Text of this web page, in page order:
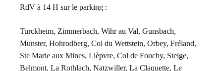
RdV à 14 H sur le parking :
Turckheim, Zimmerbach, Wihr au Val, Gunsbach,
Munster, Hohrodberg, Col du Wettstein, Orbey, Fréland,
Ste Marie aux Mines, Lièpvre, Col de Fouchy, Steige,
Belmont, La Rothlach, Natzwiller, La Claquette, Le